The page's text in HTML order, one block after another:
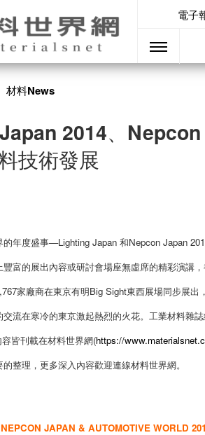
電子
材料News
2014、
技術發展
年度盛事—Lighting Japan 和Nepcon Japan
富的展出內容或研討會場座無虛席的精彩演講
家廠商在東京有明Big Sight東西展場同步展
流在寒冷的東京激起熱烈的火花。工業材料雜
皆刊載在材料世界網(https://
整理，更多深入內容歡迎連線材料世界網。
JAPAN & AUTOMOTIVE WORLD